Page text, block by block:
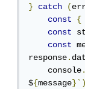
}
catch (
const
{
const
const
response.
    console
${message